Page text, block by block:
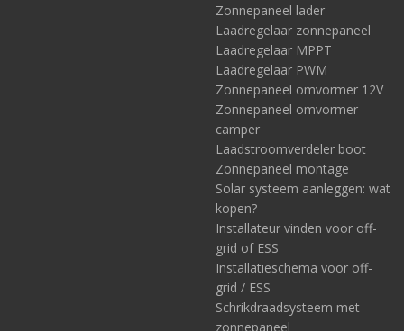
Zonnepaneel lader
Laadregelaar zonnepaneel
Laadregelaar MPPT
Laadregelaar PWM
Zonnepaneel omvormer 12V
Zonnepaneel omvormer
camper
Laadstroomverdeler boot
Zonnepaneel montage
Solar systeem aanleggen: wat
kopen?
Installateur vinden voor off-
grid of ESS
Installatieschema voor off-
grid / ESS
Schrikdraadsysteem met
zonnepaneel